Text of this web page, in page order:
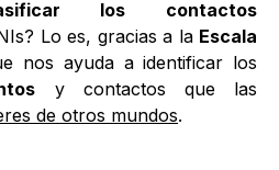
los
contactos
Lo es, gracias a la Escala
nos ayuda a identificar los
y contactos que las
de otros mundos.